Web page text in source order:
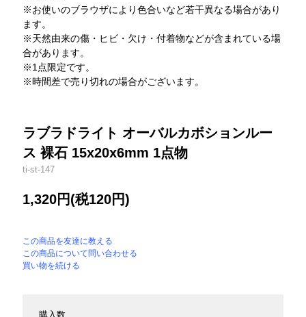
※お使いのブラウザにより色合いなど若干異なる場合があり
ます。
※天然由来の傷・ヒビ・欠け・付着物などが含まれている場
合があります。
※1点限定です。
※時間差で売り切れの場合がございます。
ラブラドライト オーバルカボションルー
ス 裸石 15x20x6mm 1点物
ti-st-147
1,320円(税120円)
この商品を友達に教える
この商品について問い合わせる
買い物を続ける
購入数